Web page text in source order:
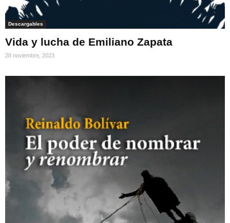
Descargables
Vida y lucha de Emiliano Zapata
28 noviembre, 2023